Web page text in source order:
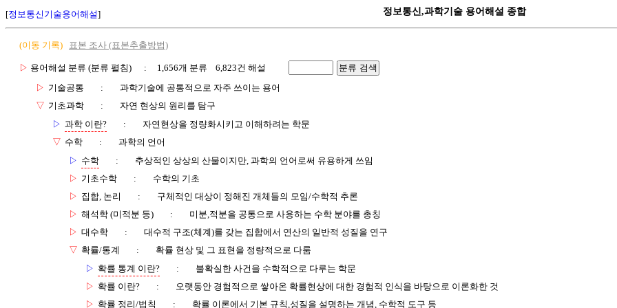
[정보통신기술용어해설] 정보통신,과학기술 용어해설 종합
(이동 기록) 표본 조사 (표본추출방법)
▷ 용어해설 분류 (분류 펼침) : 1,656개 분류 6,823건 해설
분류 검색
▷ 기술공통 :
과학기술에 공통적으로 자주 쓰이는 용어
▽ 기초과학 :
자연 현상의 원리를 탐구
▷ 과학 이란? :
자연현상을 정량화시키고 이해하려는 학문
▽ 수학 :
과학의 언어
▷ 수학 :
추상적인 상상의 산물이지만, 과학의 언어로써 유용하게 쓰임
▷ 기초수학 :
수학의 기초
▷ 집합, 논리 :
구체적인 대상이 정해진 개체들의 모임/수학적 추론
▷ 해석학 (미적분 등) :
미분,적분을 공통으로 사용하는 수학 분야를 총칭
▷ 대수학 :
대수적 구조(체계)를 갖는 집합에서 연산의 일반적 성질을 연구
▽ 확률/통계 :
확률 현상 및 그 표현을 정량적으로 다룸
▷ 확률 통계 이란? :
불확실한 사건을 수학적으로 다루는 학문
▷ 확률 이란? :
오랫동안 경험적으로 쌓아온 확률현상에 대한 경험적 인식을 바탕으로 이론화한 것
▷ 확률 정리/법칙 : 확률 이론에서 기본 규칙,성질을 설명하는 개념, 수학적 도구 등